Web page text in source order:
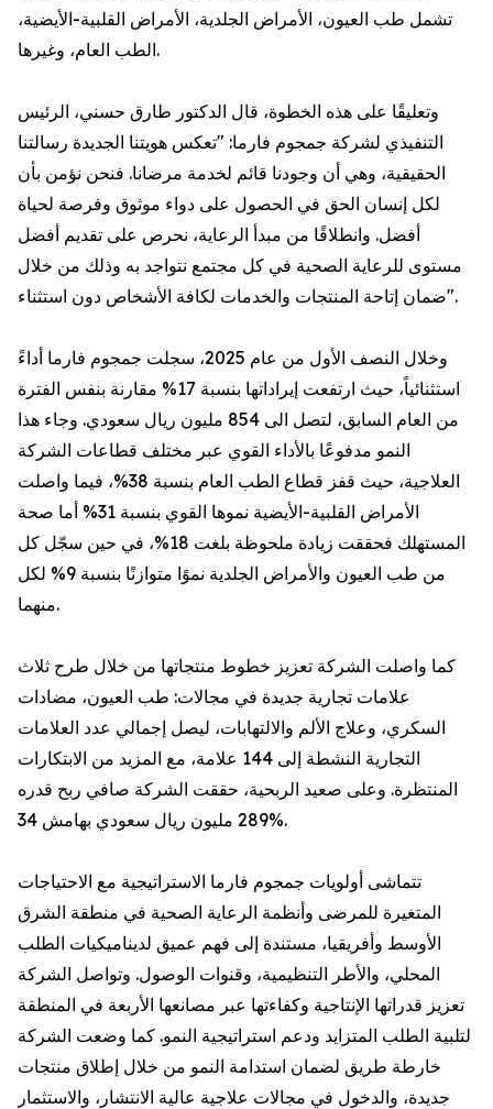
تشمل طب العيون، الأمراض الجلدية، الأمراض القلبية-الأيضية،
الطب العام، وغيرها.
وتعليقًا على هذه الخطوة، قال الدكتور طارق حسني، الرئيس
التنفيذي لشركة جمجوم فارما: "تعكس هويتنا الجديدة رسالتنا
الحقيقية، وهي أن وجودنا قائم لخدمة مرضانا. فنحن نؤمن بأن
لكل إنسان الحق في الحصول على دواء موثوق وفرصة لحياة
أفضل. وانطلاقًا من مبدأ الرعاية، نحرص على تقديم أفضل
مستوى للرعاية الصحية في كل مجتمع نتواجد به وذلك من خلال
ضمان إتاحة المنتجات والخدمات لكافة الأشخاص دون استثناء".
وخلال النصف الأول من عام 2025، سجلت جمجوم فارما أداءً
استثنائياً، حيث ارتفعت إيراداتها بنسبة 17% مقارنة بنفس الفترة
من العام السابق، لتصل الى 854 مليون ريال سعودي. وجاء هذا
النمو مدفوعًا بالأداء القوي عبر مختلف قطاعات الشركة
العلاجية، حيث قفز قطاع الطب العام بنسبة 38%، فيما واصلت
الأمراض القلبية-الأيضية نموها القوي بنسبة 31% أما صحة
المستهلك فحققت زيادة ملحوظة بلغت 18%، في حين سجّل كل
من طب العيون والأمراض الجلدية نموًا متوازنًا بنسبة 9% لكل
منهما.
كما واصلت الشركة تعزيز خطوط منتجاتها من خلال طرح ثلاث
علامات تجارية جديدة في مجالات: طب العيون، مضادات
السكري، وعلاج الألم والالتهابات، ليصل إجمالي عدد العلامات
التجارية النشطة إلى 144 علامة، مع المزيد من الابتكارات
المنتظرة. وعلى صعيد الربحية، حققت الشركة صافي ربح قدره
289 مليون ريال سعودي بهامش 34%.
تتماشى أولويات جمجوم فارما الاستراتيجية مع الاحتياجات
المتغيرة للمرضى وأنظمة الرعاية الصحية في منطقة الشرق
الأوسط وأفريقيا، مستندة إلى فهم عميق لديناميكيات الطلب
المحلي، والأطر التنظيمية، وقنوات الوصول. وتواصل الشركة
تعزيز قدراتها الإنتاجية وكفاءتها عبر مصانعها الأربعة في المنطقة
لتلبية الطلب المتزايد ودعم استراتيجية النمو. كما وضعت الشركة
خارطة طريق لضمان استدامة النمو من خلال إطلاق منتجات
جديدة، والدخول في مجالات علاجية عالية الانتشار، والاستثمار